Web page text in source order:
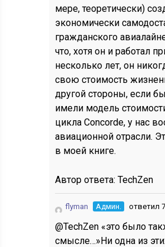
мере, теоретически)
экономически
гражданского
что, хотя он и работал
несколько лет, он
свою стоимость
другой стороны, если
имели модель
цикла Concorde, у нас
авиационной отрасли.
в моей книге.
Автор ответа:TechZen
flyman Админ. ответил
@TechZen «это было
смысле…»Ни одна из